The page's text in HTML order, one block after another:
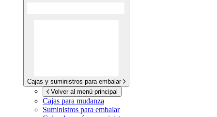
Cajas y suministros para embalar
Volver al menú principal
Cajas para mudanza
Suministros para embalar